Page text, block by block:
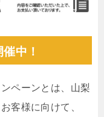
中！
ペーンとは、山梨
客様に向けて、